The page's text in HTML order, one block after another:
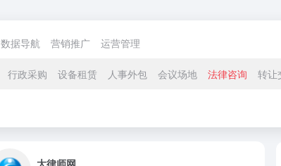
数据导航 营销推广 运营管理
行政采购 设备租赁 人事外包 会议场地 法律咨询 转让
大律师网